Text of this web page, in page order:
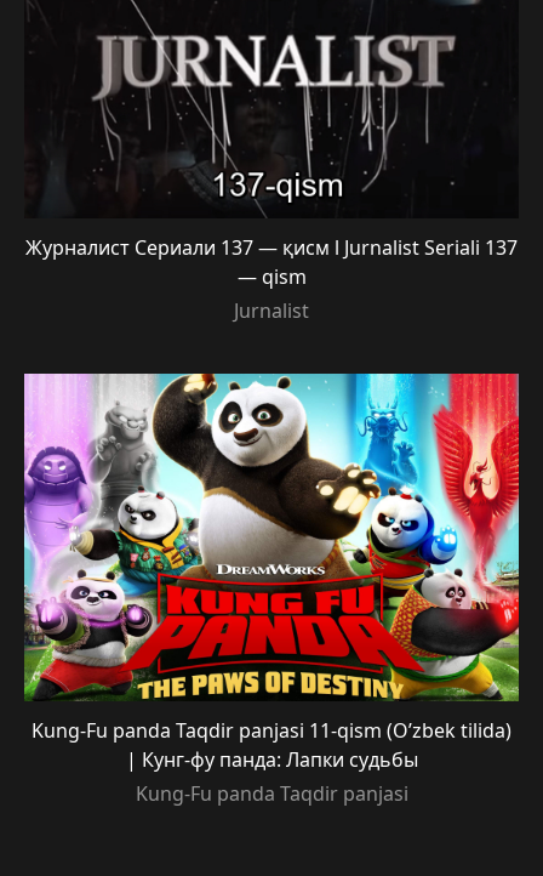
Журналист Сериали 137 — қисм l Jurnalist Seriali 137
— qism
Jurnalist
Kung-Fu panda Taqdir panjasi 11-qism (O’zbek tilida)
| Кунг-фу панда: Лапки судьбы
Kung-Fu panda Taqdir panjasi